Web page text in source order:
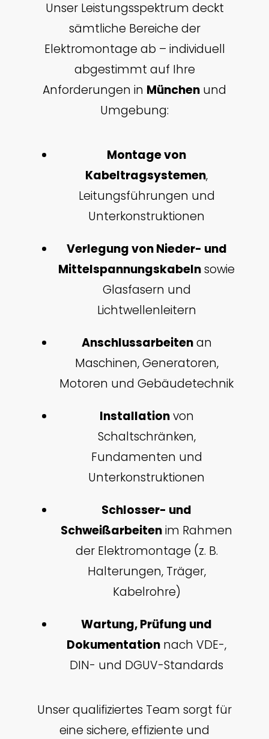
Unser Leistungsspektrum deckt
sämtliche Bereiche der
Elektromontage ab – individuell
abgestimmt auf Ihre
Anforderungen in München und
Umgebung:
Montage von
Kabeltragsystemen,
Leitungsführungen und
Unterkonstruktionen
Verlegung von Nieder- und
Mittelspannungskabelnsowie
Glasfasern und
Lichtwellenleitern
Anschlussarbeitenan
Maschinen, Generatoren,
Motoren und Gebäudetechnik
Installationvon
Schaltschränken,
Fundamenten und
Unterkonstruktionen
Schlosser- und
Schweißarbeitenim Rahmen
der Elektromontage (z. B.
Halterungen, Träger,
Kabelrohre)
Wartung, Prüfung und
Dokumentation nach VDE-,
DIN- und DGUV-Standards
Unser qualifiziertes Team sorgt für
eine sichere, effiziente und